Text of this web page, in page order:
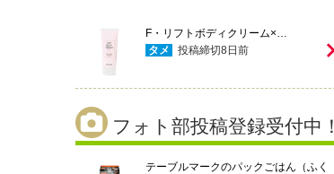
F・リフトボディクリーム×…
タメ
投稿締切8日前
フォト部投稿登録受付中！
テーブルマークのパックごはん（ふく